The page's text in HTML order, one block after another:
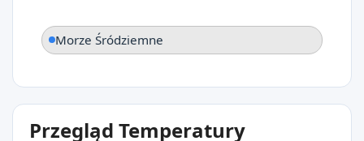
Morze Śródziemne
Przegląd Temperatury